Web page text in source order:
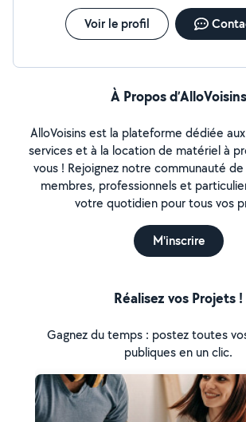
Voir le profil
À Propos d’AlloVoisins
AlloVoisins est la plateforme dédiée
services et à la location de matériel à
vous ! Rejoignez notre communauté
membres, professionnels et
votre quotidien pour tous vos
M'inscrire
Réalisez vos Projets !
Gagnez du temps : postez toutes
publiques en un clic.